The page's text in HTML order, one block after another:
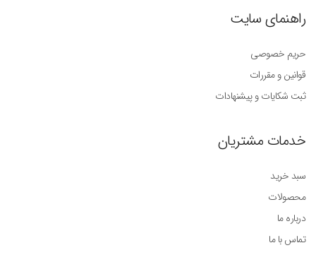
راهنمای سایت
حریم خصوصی
قوانین و مقررات
ثبت شکایات و پیشنهادات
خدمات مشتریان
سبد خرید
محصولات
درباره ما
تماس با ما